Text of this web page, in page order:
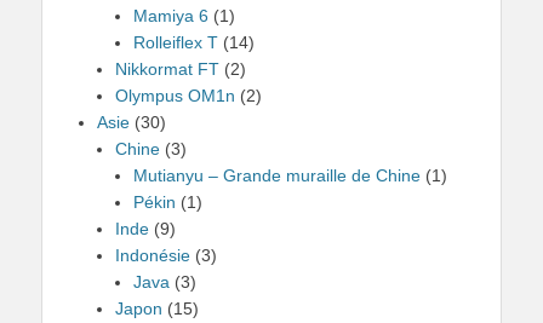
Mamiya 6 (1)
Rolleiflex T (14)
Nikkormat FT (2)
Olympus OM1n (2)
Asie (30)
Chine (3)
Mutianyu – Grande muraille de Chine (1)
Pékin (1)
Inde (9)
Indonésie (3)
Java (3)
Japon (15)